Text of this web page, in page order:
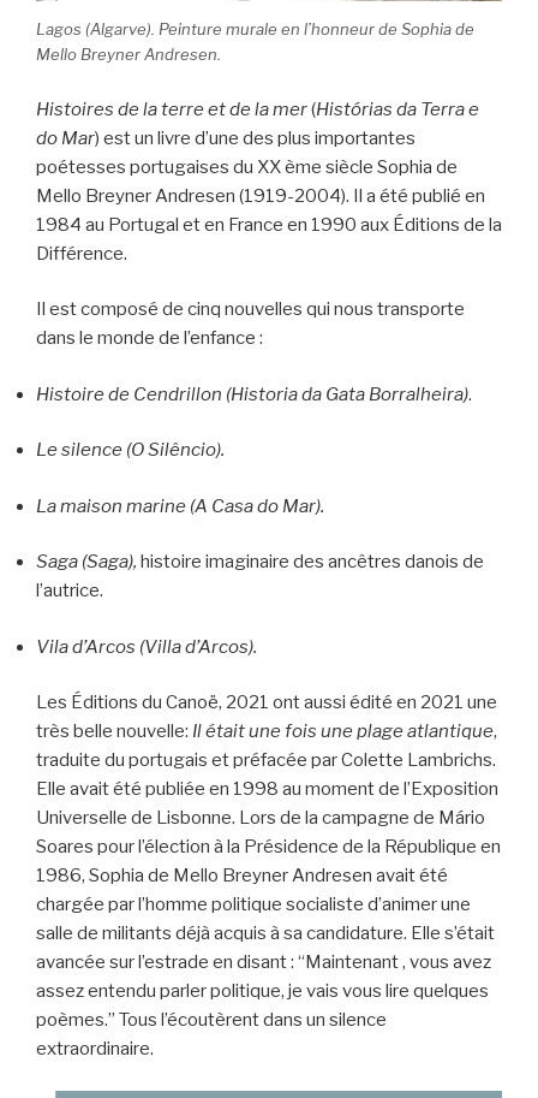
Lagos (Algarve). Peinture murale en l’honneur de Sophia de
Mello Breyner Andresen.
Histoires de la terre et de la mer(Histórias da Terra e
do Mar) est un livre d’une des plus importantes
poétesses portugaises du XX ème siècle Sophia de
Mello Breyner Andresen (1919-2004). Il a été publié en
1984 au Portugal et en France en 1990 aux Éditions de la
Différence.
Il est composé de cinq nouvelles qui nous transporte
dans le monde de l’enfance :
Histoire de Cendrillon (Historia da Gata Borralheira).
Le silence (O Silêncio).
La maison marine (A Casa do Mar).
Saga (Saga), histoire imaginaire des ancêtres danois de
l’autrice.
Vila d’Arcos (Villa d’Arcos).
Les Éditions du Canoë, 2021 ont aussi édité en 2021 une
très belle nouvelle: Il était une fois une plage atlantique,
traduite du portugais et préfacée par Colette Lambrichs.
Elle avait été publiée en 1998 au moment de l’Exposition
Universelle de Lisbonne. Lors de la campagne de Mário
Soares pour l’élection à la Présidence de la République en
1986, Sophia de Mello Breyner Andresen avait été
chargée par l’homme politique socialiste d’animer une
salle de militants déjà acquis à sa candidature. Elle s’était
avancée sur l’estrade en disant : “Maintenant , vous avez
assez entendu parler politique, je vais vous lire quelques
poèmes.” Tous l’écoutèrent dans un silence
extraordinaire.